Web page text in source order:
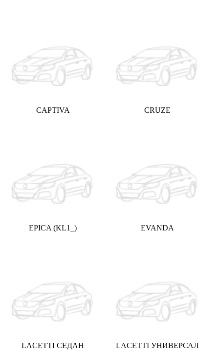
CAPTIVA CRUZE
EPICA (KL1_) EVANDA
LACETTI СЕДАН LACETTI УНИВЕРСАЛ